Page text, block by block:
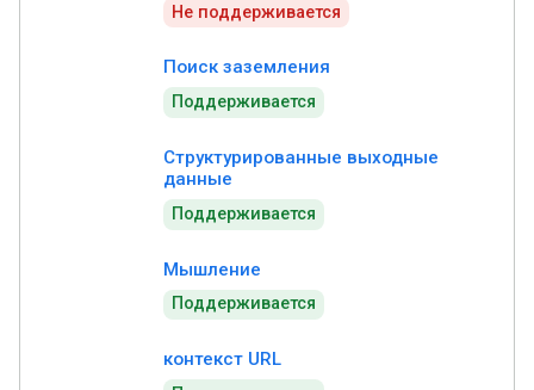
Не поддерживается
Поиск заземления
Поддерживается
Структурированные выходные
данные
Поддерживается
Мышление
Поддерживается
контекст URL